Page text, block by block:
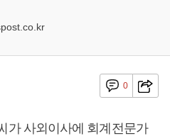
0
가 사외이사에 회계전문가